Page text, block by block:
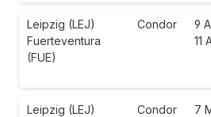
Leipzig (LEJ)
Fuerteventura
(FUE)
Condor
9
11
Leipzig (LEJ)
Condor
7